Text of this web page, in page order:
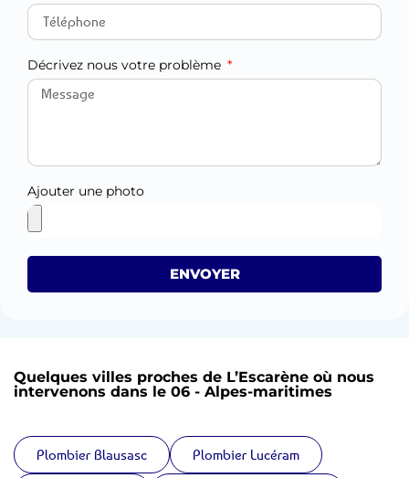
Décrivez nous votre problème
Ajouter une photo
ENVOYER
Quelques villes proches de L’Escarène où nous
intervenons dans le 06 - Alpes-maritimes
Plombier Blausasc Plombier Lucéram